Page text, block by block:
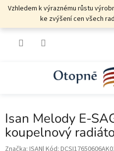
PřejítVzhledem k výraznému růstu
ke zvýšení cen všech
Isan Melody E-
koupelnový
Značka: ISAN Kód: